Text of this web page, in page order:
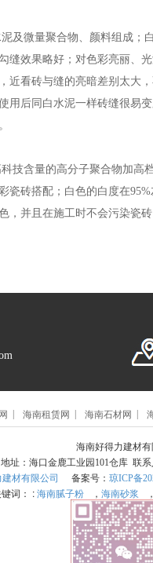
微量聚合物、颜料组成；
缝效果略好；对色彩亮丽、
近看砖与缝的亮暗差别太大
用后同白水泥一样砖缝很易
含量的高分子聚合物加高
瓷砖搭配；白色的白度在
，并且在施工时不会污染瓷砖
海南租赁网 海南石材网
海南好得力建材有
址：海口金鹿工业园101仓库 联系
材有限公司 备案号： 琼ICP备
词： :海南腻子粉 ， 海南砂浆 ，